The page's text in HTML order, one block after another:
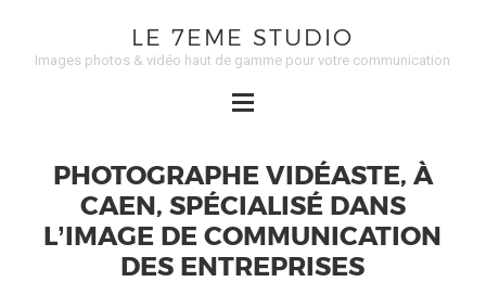
LE 7EME STUDIO
Images photos & vidéo haut de gamme pour votre communication
PHOTOGRAPHE VIDÉASTE, À
CAEN, SPÉCIALISÉ DANS
L’IMAGE DE COMMUNICATION
DES ENTREPRISES